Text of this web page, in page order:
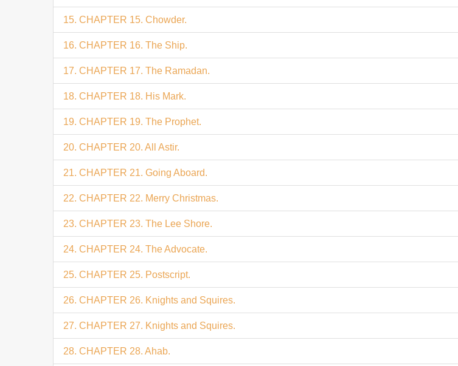
15. CHAPTER 15. Chowder.
16. CHAPTER 16. The Ship.
17. CHAPTER 17. The Ramadan.
18. CHAPTER 18. His Mark.
19. CHAPTER 19. The Prophet.
20. CHAPTER 20. All Astir.
21. CHAPTER 21. Going Aboard.
22. CHAPTER 22. Merry Christmas.
23. CHAPTER 23. The Lee Shore.
24. CHAPTER 24. The Advocate.
25. CHAPTER 25. Postscript.
26. CHAPTER 26. Knights and Squires.
27. CHAPTER 27. Knights and Squires.
28. CHAPTER 28. Ahab.